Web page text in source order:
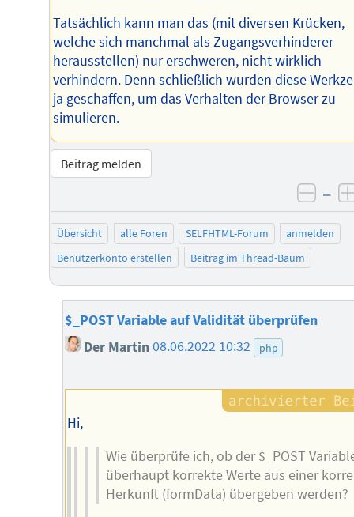
Tatsächlich kann man das (mit diversen Krücken,
welche sich manchmal als Zugangsverhinderer
herausstellen) nur erschweren, nicht wirklich
verhindern. Denn schließlich wurden diese
ja geschaffen, um das Verhalten der Browser zu
simulieren.
Beitrag melden
–
Übersicht alle Foren SELFHTML-Forum
anmelden
Benutzerkonto erstellen
Beitrag im Thread-Baum
$_POST Variable auf Validität überprüfen
Der Martin08.06.2022 10:32 php
Hi,
Wie überprüfe ich, ob der $_POST
überhaupt korrekte Werte aus einer
Herkunft (formData) übergeben werden?